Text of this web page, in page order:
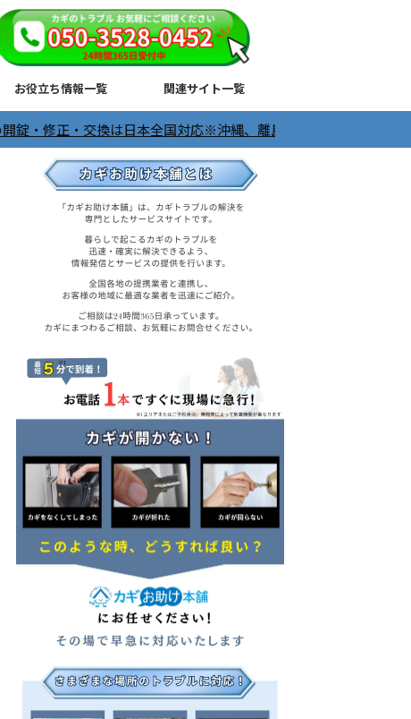
お役立ち情報一覧 関連サイト一覧
交換は日本全国対応※沖縄、離島は除く ＼24時間365日受付中／